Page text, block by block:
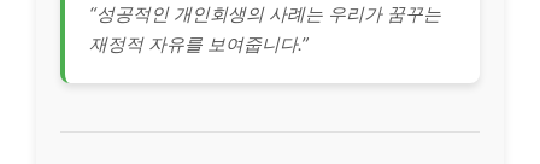
“성공적인 개인회생의 사례는 우리가 꿈꾸는
재정적 자유를 보여줍니다.”